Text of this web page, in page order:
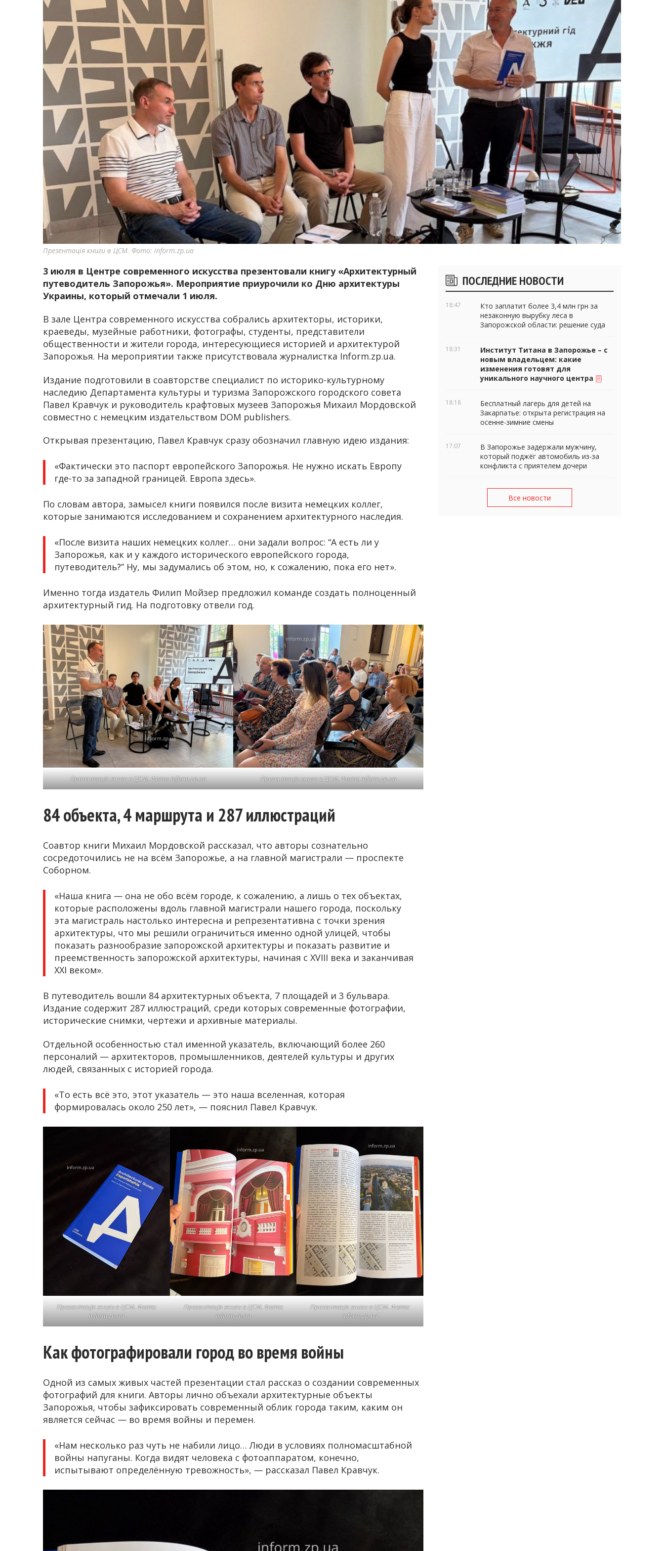
Презентація книги в ЦСМ. Фото: inform.zp.ua
3 июля в Центре современного искусства презентовали книгу «Архитектурный
путеводитель Запорожья». Мероприятие приурочили ко Дню архитектуры
Украины, который отмечали 1 июля.
В зале Центра современного искусства собрались архитекторы, историки,
краеведы, музейные работники, фотографы, студенты, представители
общественности и жители города, интересующиеся историей и архитектурой
Запорожья. На мероприятии также присутствовала журналистка Inform.zp.ua.
Издание подготовили в соавторстве специалист по историко-культурному
наследию Департамента культуры и туризма Запорожского городского совета
Павел Кравчук и руководитель крафтовых музеев Запорожья Михаил Мордовской
совместно с немецким издательством DOM publishers.
Открывая презентацию, Павел Кравчук сразу обозначил главную идею издания:
«Фактически это паспорт европейского Запорожья. Не нужно искать Европу
где-то за западной границей. Европа здесь».
По словам автора, замысел книги появился после визита немецких коллег,
которые занимаются исследованием и сохранением архитектурного наследия.
«После визита наших немецких коллег… они задали вопрос: “А есть ли у
Запорожья, как и у каждого исторического европейского города,
путеводитель?” Ну, мы задумались об этом, но, к сожалению, пока его нет».
Именно тогда издатель Филип Мойзер предложил команде создать полноценный
архитектурный гид. На подготовку отвели год.
Презентація книги в ЦСМ. Фото: inform.zp.ua Презентація книги в ЦСМ. Фото: inform.zp.ua
84 объекта, 4 маршрута и 287 иллюстраций
Соавтор книги Михаил Мордовской рассказал, что авторы сознательно
сосредоточились не на всём Запорожье, а на главной магистрали — проспекте
Соборном.
«Наша книга — она не обо всём городе, к сожалению, а лишь о тех объектах,
которые расположены вдоль главной магистрали нашего города, поскольку
эта магистраль настолько интересна и репрезентативна с точки зрения
архитектуры, что мы решили ограничиться именно одной улицей, чтобы
показать разнообразие запорожской архитектуры и показать развитие и
преемственность запорожской архитектуры, начиная с XVIII века и заканчивая
XXI веком».
В путеводитель вошли 84 архитектурных объекта, 7 площадей и 3 бульвара.
Издание содержит 287 иллюстраций, среди которых современные фотографии,
исторические снимки, чертежи и архивные материалы.
Отдельной особенностью стал именной указатель, включающий более 260
персоналий — архитекторов, промышленников, деятелей культуры и других
людей, связанных с историей города.
«То есть всё это, этот указатель — это наша вселенная, которая
формировалась около 250 лет», — пояснил Павел Кравчук.
Презентація книги в ЦСМ. Фото:
inform.zp.ua
Презентація книги в ЦСМ. Фото:
inform.zp.ua
Презентація книги в ЦСМ. Фото:
inform.zp.ua
Как фотографировали город во время войны
Одной из самых живых частей презентации стал рассказ о создании современных
фотографий для книги. Авторы лично объехали архитектурные объекты
Запорожья, чтобы зафиксировать современный облик города таким, каким он
является сейчас — во время войны и перемен.
«Нам несколько раз чуть не набили лицо… Люди в условиях полномасштабной
войны напуганы. Когда видят человека с фотоаппаратом, конечно,
испытывают определённую тревожность», — рассказал Павел Кравчук.
Боковые
виджеты
ПОСЛЕДНИЕ НОВОСТИ
18:47
Кто заплатит более 3,4 млн грн за
незаконную вырубку леса в
Запорожской области: решение суда
18:31
Институт Титана в Запорожье – с
новым владельцем: какие
изменения готовят для
уникального научного центра
18:18
Бесплатный лагерь для детей на
Закарпатье: открыта регистрация на
осенне-зимние смены
17:07
В Запорожье задержали мужчину,
который поджёг автомобиль из-за
конфликта с приятелем дочери
Все новости